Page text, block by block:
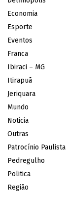
Economia
Esporte
Eventos
Franca
Ibiraci – MG
Itirapuã
Jeriquara
Mundo
Noticia
Outras
Patrocínio Paulista
Pedregulho
Politica
Região